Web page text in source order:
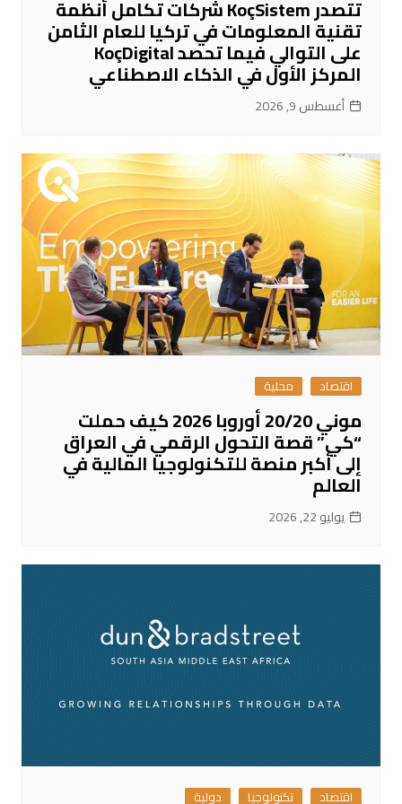
تتصدر KoçSistem شركات تكامل أنظمة
تقنية المعلومات في تركيا للعام الثامن
على التوالي فيما تحصد KoçDigital
المركز الأول في الذكاء الاصطناعي
أغسطس 9, 2026
اقتصاد محلية
موني 20/20 أوروبا 2026 كيف حملت
“كي” قصة التحول الرقمي في العراق
إلى أكبر منصة للتكنولوجيا المالية في
العالم
يوليو 22, 2026
اقتصاد تكنولوجيا دولية